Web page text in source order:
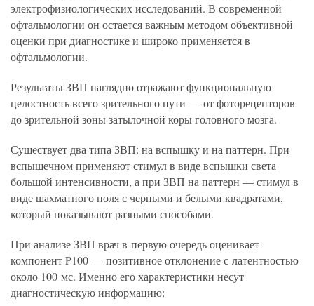
электрофизиологических исследований. В современной
офтальмологии он остается важным методом объективной
оценки при диагностике и широко применяется в
офтальмологии.
Результаты ЗВП наглядно отражают функциональную
целостность всего зрительного пути — от фоторецепторов
до зрительной зоны затылочной коры головного мозга.
Существует два типа ЗВП: на вспышку и на паттерн. При
вспышечном применяют стимул в виде вспышки света
большой интенсивности, а при ЗВП на паттерн — стимул в
виде шахматного поля с черными и белыми квадратами,
который показывают разными способами.
При анализе ЗВП врач в первую очередь оценивает
компонент P100 — позитивное отклонение с латентностью
около 100 мс. Именно его характеристики несут
диагностическую информацию: